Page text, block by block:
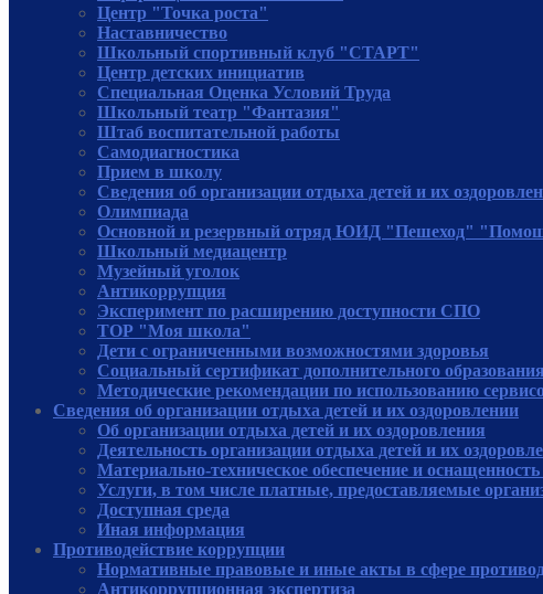
Центр "Точка роста"
Наставничество
Школьный спортивный клуб "СТАРТ"
Центр детских инициатив
Специальная Оценка Условий Труда
Школьный театр "Фантазия"
Штаб воспитательной работы
Самодиагностика
Прием в школу
Сведения об организации отдыха детей и их
Олимпиада
Основной и резервный отряд ЮИД "Пешеход"
Школьный медиацентр
Музейный уголок
Антикоррупция
Эксперимент по расширению доступности СПО
ТОР "Моя школа"
Дети с ограниченными возможностями здоровья
Социальный сертификат дополнительного образования
Методические рекомендации по использованию
Сведения об организации отдыха детей и их оздоровлении
Об организации отдыха детей и их оздоровления
Деятельность организации отдыха детей и их
Материально-техническое обеспечение и
Услуги, в том числе платные, предоставляемые
Доступная среда
Иная информация
Противодействие коррупции
Нормативные правовые и иные акты в сфере
Антикоррупционная экспертиза